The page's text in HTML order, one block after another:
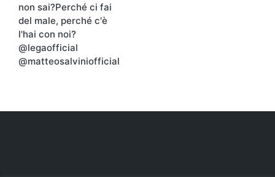
non sai?Perché ci fai
del male, perché c'è
l'hai con noi?
@legaofficial
@matteosalviniofficial